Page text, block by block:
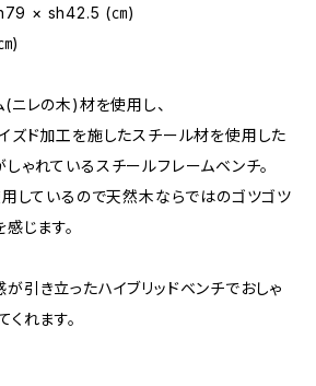
× sh42.5 (㎝)
)
レの木)材を使用し、
ズド加工を施したスチール材を使用した
ゃれているスチールフレームベンチ。
用しているので天然木ならではのゴツゴツ
じます。
引き立ったハイブリッドベンチでおしゃ
れます。